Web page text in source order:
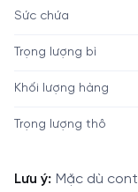
Sức chứa
Trọng lượng bì
Khối lượng hàng
Trọng lượng thô
Lưu ý: Mặc dù